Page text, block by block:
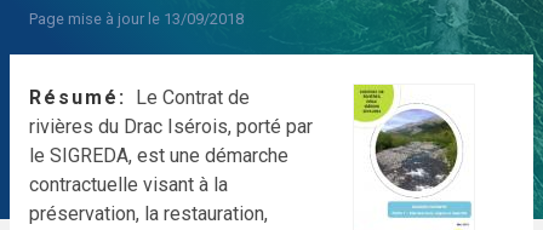
Page mise à jour le 13/09/2018
Résumé
Le Contrat de
rivières du Drac Isérois, porté par
le SIGREDA, est une démarche
contractuelle visant à la
préservation, la restauration,